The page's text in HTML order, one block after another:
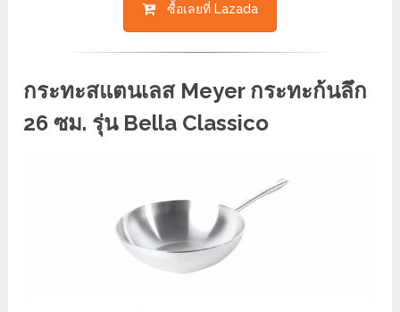
ซื้อเลยที่ Lazada
กระทะสแตนเลส Meyer กระทะก้นลึก
26 ซม. รุ่น Bella Classico